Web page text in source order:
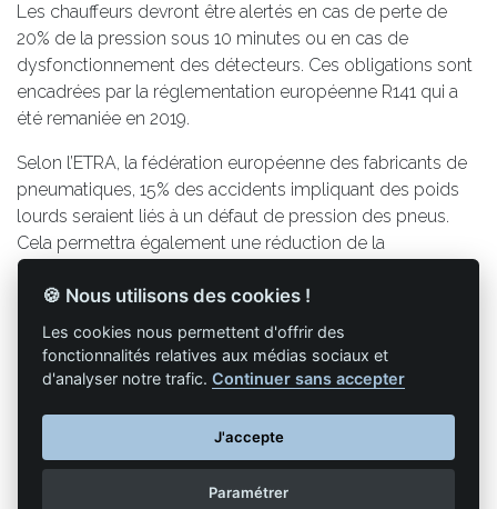
Les chauffeurs devront être alertés en cas de perte de
20% de la pression sous 10 minutes ou en cas de
dysfonctionnement des détecteurs. Ces obligations sont
encadrées par la réglementation européenne R141 qui a
été remaniée en 2019.
Selon l’ETRA, la fédération européenne des fabricants de
pneumatiques, 15% des accidents impliquant des poids
lourds seraient liés à un défaut de pression des pneus.
Cela permettra également une réduction de la
consommation de carburant.
Retour à la liste des articles
🍪 Nous utilisons des cookies !
Les cookies nous permettent d'offrir des
fonctionnalités relatives aux médias sociaux et
d'analyser notre trafic.Continuer sans accepter
J'accepte
Paramétrer